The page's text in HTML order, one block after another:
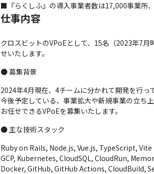
■『らくしふ』の導入事業者数は17,000事業所
仕事内容
クロスビットのVPoEとして、15名（2023年7
せいたします。
● 募集背景
2024年4月現在、4チームに分かれて開発を行っ
今後予定している、事業拡大や新規事業の立ち
お任せできるVPoEを募集いたします。
● 主な技術スタック
Ruby on Rails, Node.js, Vue.js, TypeScript, Vite
GCP, Kubernetes, CloudSQL, CloudRun,
Docker, GitHub, GitHub Actions, CloudBuild,